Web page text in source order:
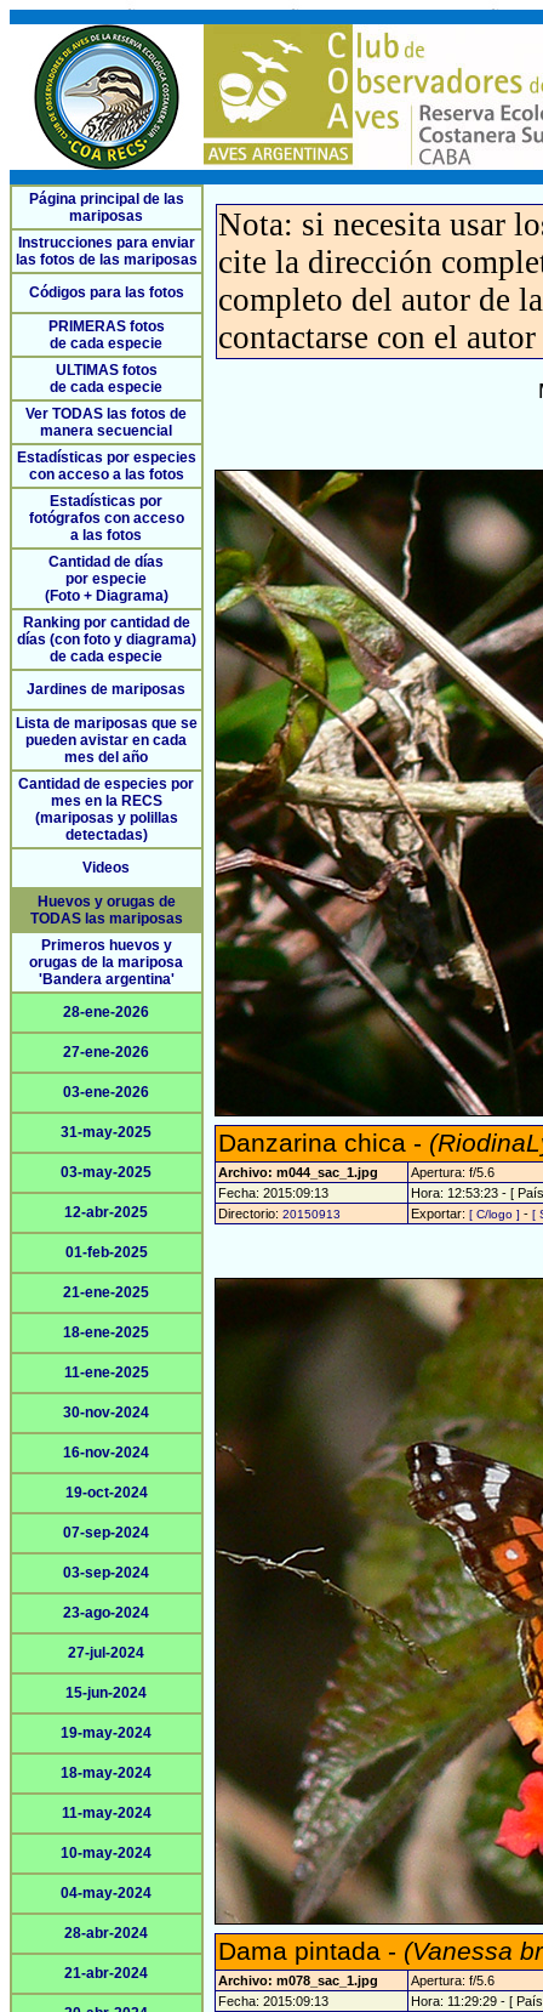
Página principal de las
mariposas
Instrucciones para enviar
las fotos de las mariposas
Códigos para las fotos
PRIMERAS fotos
de cada especie
ULTIMAS fotos
de cada especie
Ver TODAS las fotos de
manera secuencial
Estadísticas por especies
con acceso a las fotos
Estadísticas por
fotógrafos con acceso
a las fotos
Cantidad de días
por especie
(Foto + Diagrama)
Ranking por cantidad de
días (con foto y diagrama)
de cada especie
Jardines de mariposas
Lista de mariposas que se
pueden avistar en cada
mes del año
Cantidad de especies por
mes en la RECS
(mariposas y polillas
detectadas)
Videos
Huevos y orugas de
TODAS las mariposas
Primeros huevos y
orugas de la mariposa
'Bandera argentina'
28-ene-2026
27-ene-2026
03-ene-2026
31-may-2025
03-may-2025
12-abr-2025
01-feb-2025
21-ene-2025
18-ene-2025
11-ene-2025
30-nov-2024
16-nov-2024
19-oct-2024
07-sep-2024
03-sep-2024
23-ago-2024
27-jul-2024
15-jun-2024
19-may-2024
18-may-2024
11-may-2024
10-may-2024
04-may-2024
28-abr-2024
21-abr-2024
Nota: si necesita usar
cite la dirección
completo del autor de
contactarse con el
Danzarina chica -
Archivo: m044_sac_1.jpg
Apertura: f/5.6
Fecha: 2015:09:13
Hora: 12:53:23 - [
Directorio: 20150913 Exportar: [ C/logo ] - [
Dama pintada - (Vanessa
Archivo: m078_sac_1.jpg
Apertura: f/5.6
Fecha: 2015:09:13
Hora: 11:29:29 - [